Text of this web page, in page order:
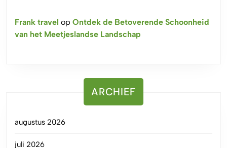
Frank travel op Ontdek de Betoverende Schoonheid
van het Meetjeslandse Landschap
ARCHIEF
augustus 2026
juli 2026